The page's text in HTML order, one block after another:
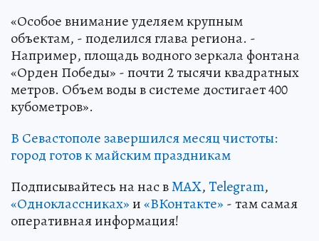
«Особое внимание уделяем крупным
объектам, - поделился глава региона. -
Например, площадь водного зеркала фонтана
«Орден Победы» - почти 2 тысячи квадратных
метров. Объем воды в системе достигает 400
кубометров».
В Севастополе завершился месяц чистоты:
город готов к майским праздникам
Подписывайтесь на нас вMAX,Telegram,
«Одноклассниках»и«ВКонтакте» - там самая
оперативная информация!